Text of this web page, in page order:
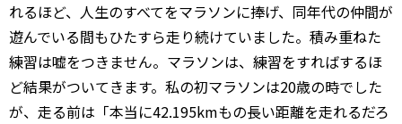
れるほど、人生のすべてをマラソンに捧げ、同年代の仲間が
遊んでいる間もひたすら走り続けていました。積み重ねた
練習は嘘をつきません。マラソンは、練習をすればするほ
ど結果がついてきます。私の初マラソンは20歳の時でした
が、走る前は「本当に42.195kmもの長い距離を走れるだろ